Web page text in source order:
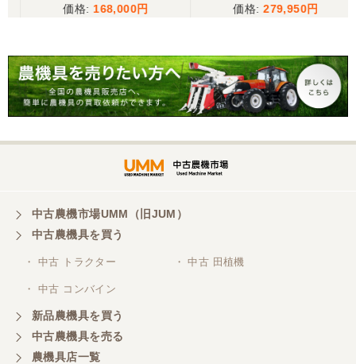
168,000 279,950
中古農機市場UMM（旧JUM）
中古農機具を買う
・ 中古 トラクター ・ 中古 田植機
・ 中古 コンバイン
新品農機具を買う
中古農機具を売る
農機具店一覧